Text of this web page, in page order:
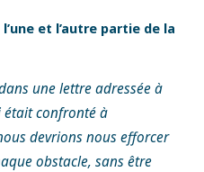
et l’autre partie de la
une lettre adressée à
était confronté à
devrions nous efforcer
obstacle, sans être